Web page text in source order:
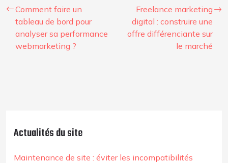
Comment faire un
tableau de bord pour
analyser sa performance
webmarketing ?
Freelance marketing
digital : construire une
offre différenciante sur
le marché
Actualités du site
Maintenance de site : éviter les incompatibilités